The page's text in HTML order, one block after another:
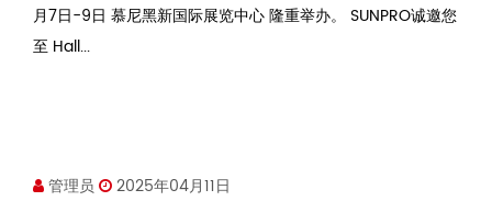
月7日-9日 慕尼黑新国际展览中心 隆重举办。 SUNPRO诚邀您
至 Hall...
管理员 2025年04月11日